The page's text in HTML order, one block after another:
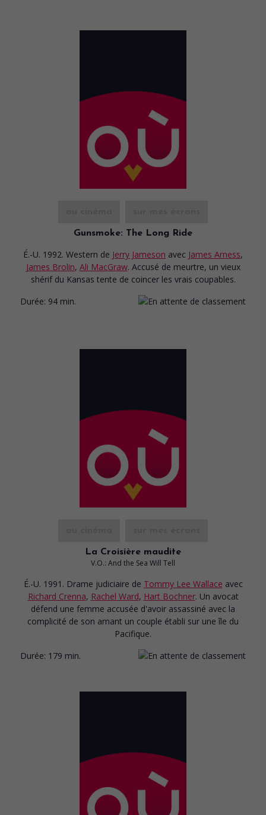
Gunsmoke: The Long Ride
É.-U. 1992. Western de Jerry Jameson avec James Arness,
James Brolin, Ali MacGraw. Accusé de meurtre, un vieux
shérif du Kansas tente de coincer les vrais coupables.
Durée: 94 min.
La Croisière maudite
V.O.: And the Sea Will Tell
É.-U. 1991. Drame judiciaire de Tommy Lee Wallace avec
Richard Crenna, Rachel Ward, Hart Bochner. Un avocat
défend une femme accusée d'avoir assassiné avec la
complicité de son amant un couple établi sur une île du
Pacifique.
Durée: 179 min.